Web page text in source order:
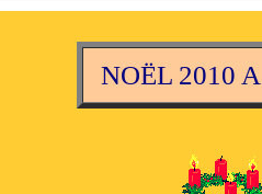
NOËL 2010